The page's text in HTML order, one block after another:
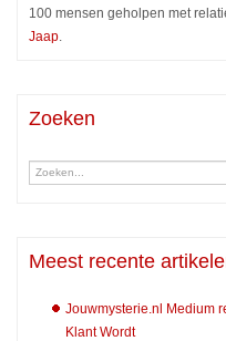
100 mensen geholpen met
Jaap.
Zoeken
Meest recente
Jouwmysterie.nl Medium
Klant Wordt